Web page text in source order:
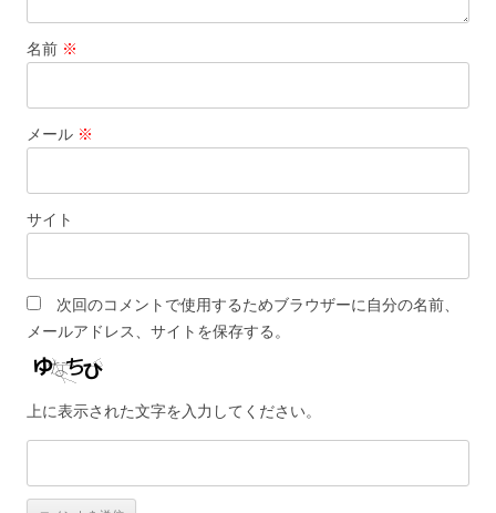
名前 ※
メール ※
サイト
次回のコメントで使用するためブラウザーに自分の名前、
メールアドレス、サイトを保存する。
上に表示された文字を入力してください。